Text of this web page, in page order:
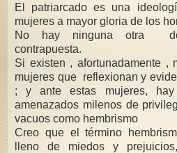
El patriarcado es una
mujeres a mayor gloria de los
No hay ninguna otra
contrapuesta.
Si existen , afortunadamente ,
mujeres que reflexionan y
; y ante estas mujeres, hay
amenazados milenos de
vacuos como hembrismo
Creo que el término
lleno de miedos y